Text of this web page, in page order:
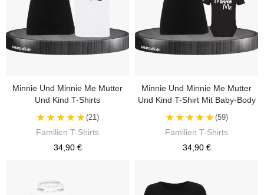
Minnie Und Minnie Me Mutter
Und Kind T-Shirts
★★★★★(21)
Familien T-Shirts
34,90 €
Minnie Und Minnie Me Mutter
Und Kind T-Shirt Mit Baby-Body
★★★★★(59)
Familien T-Shirts
34,90 €